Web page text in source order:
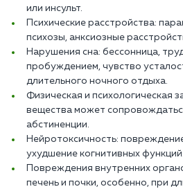
или инсульт.
Психические расстройства:
психозы, анксиозные
Нарушения сна: бессонница,
пробуждением, чувство
длительного ночного отдыха.
Физическая и психологическая
вещества может
абстиненции.
Нейротоксичность:
ухудшение когнитивных функций.
Повреждения внутренних
печень и почки, особенно, при